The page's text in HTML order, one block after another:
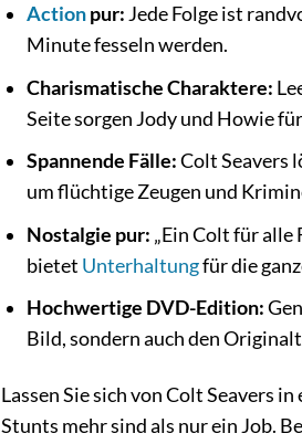
Actionpur:Jede Folge ist
Minute fesseln werden.
Charismatische Charaktere:
Seite sorgen Jody und Howie
Spannende Fälle:Colt Seavers
um flüchtige Zeugen und
Nostalgie pur: „Ein Colt für alle
bietet Unterhaltungfür die
Hochwertige DVD-Edition:
Bild, sondern auch den
Lassen Sie sich von Colt Seavers
Stunts mehr sind als nur ein Job.